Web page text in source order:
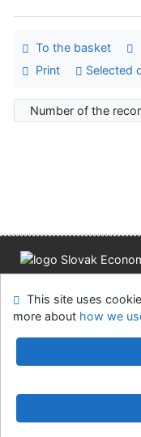
To the basket
Print
Selected
Number of the
Site map
Feedback form
Slovak Economic
©1993-2026IPAC
This site uses
more about how we